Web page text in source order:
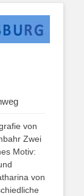
Kunstszene.
von
Zwei
Motiv:
von